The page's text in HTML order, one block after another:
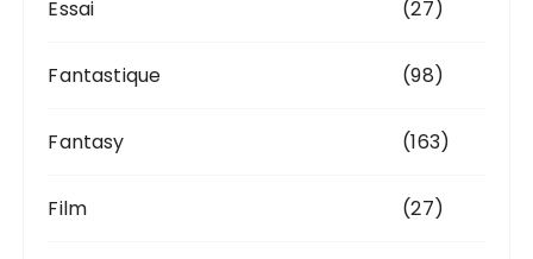
Essai (27)
Fantastique (98)
Fantasy (163)
Film (27)